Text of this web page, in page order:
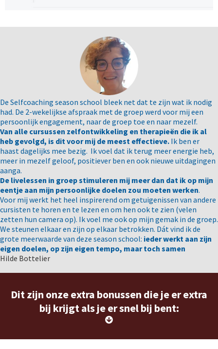
De Selfcoaching season school bleek net dat te zijn wat ik nodig
had. De 2-wekelijkse afspraak met de groep werd voor mij een
persoonlijk engagement, naar de groep toe en naar mezelf.
Van alle cursussen zelfontwikkeling en therapieën die ik al
heb gevolgd, is dit voor mij de meest effectieve. Ik ben er
haast dagelijks mee bezig. Ik voel dat ik terug meer energie heb,
meer in mezelf geloof, positiever ben en ook nieuwe uitdagingen
aanga.
De livelessen in groep stimuleren mij meer dan dat ik op mijn
eentje aan mijn persoonlijke doelen zou moeten werken.
Voor mij werkt het heel inspirerend om getuigenissen van andere
cursisten te horen en te lezen en om hen ook te zien (velen
zetten hun camera op). Ik voel me ook op mijn gemak in de groep.
We steunen elkaar en zijn op elkaar betrokken. Dát vind ik de
grote meerwaarde van deze season school: ieder werkt aan zijn
eigen doelen, op zijn eigen tempo, maar toch samen
Hilde Bottelier
Dit zijn onze extra bonussen die je er extra
bij krijgt als je er snel bij bent: